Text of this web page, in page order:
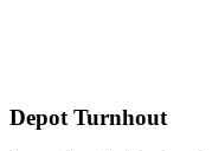
Depot Turnhout